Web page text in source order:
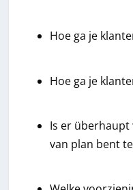
Hoe ga je
Hoe ga je
Is er
van plan bent